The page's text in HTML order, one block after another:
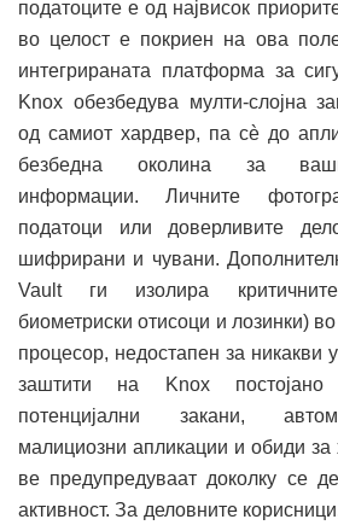
податоците е од највисок
во целост е покриен на ова
интегрираната платформа за
Knox обезбедува мулти-слојна
од самиот хардвер, па сè до
безбедна околина за
информации. Личните
податоци или доверливите
шифрирани и чувани.
Vault ги изолира
биометриски отисоци и лозинки)
процесор, недостапен за никакви
заштити на Knox
потенцијални закани,
малициозни апликации и обиди
ве предупредуваат доколку се
активност. За деловните